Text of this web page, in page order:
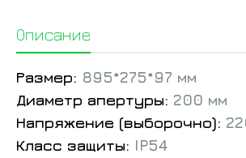
Описание
Размер: 895*275*97 мм
Диаметр апертуры: 200 мм
Напряжение (выборочно):
Класс защиты: IP54